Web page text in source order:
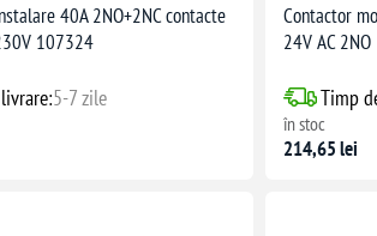
40A 2NO+2NC contacte
107324
5-7 zile
Contactor
24V AC
Timp
în stoc
214,65 lei